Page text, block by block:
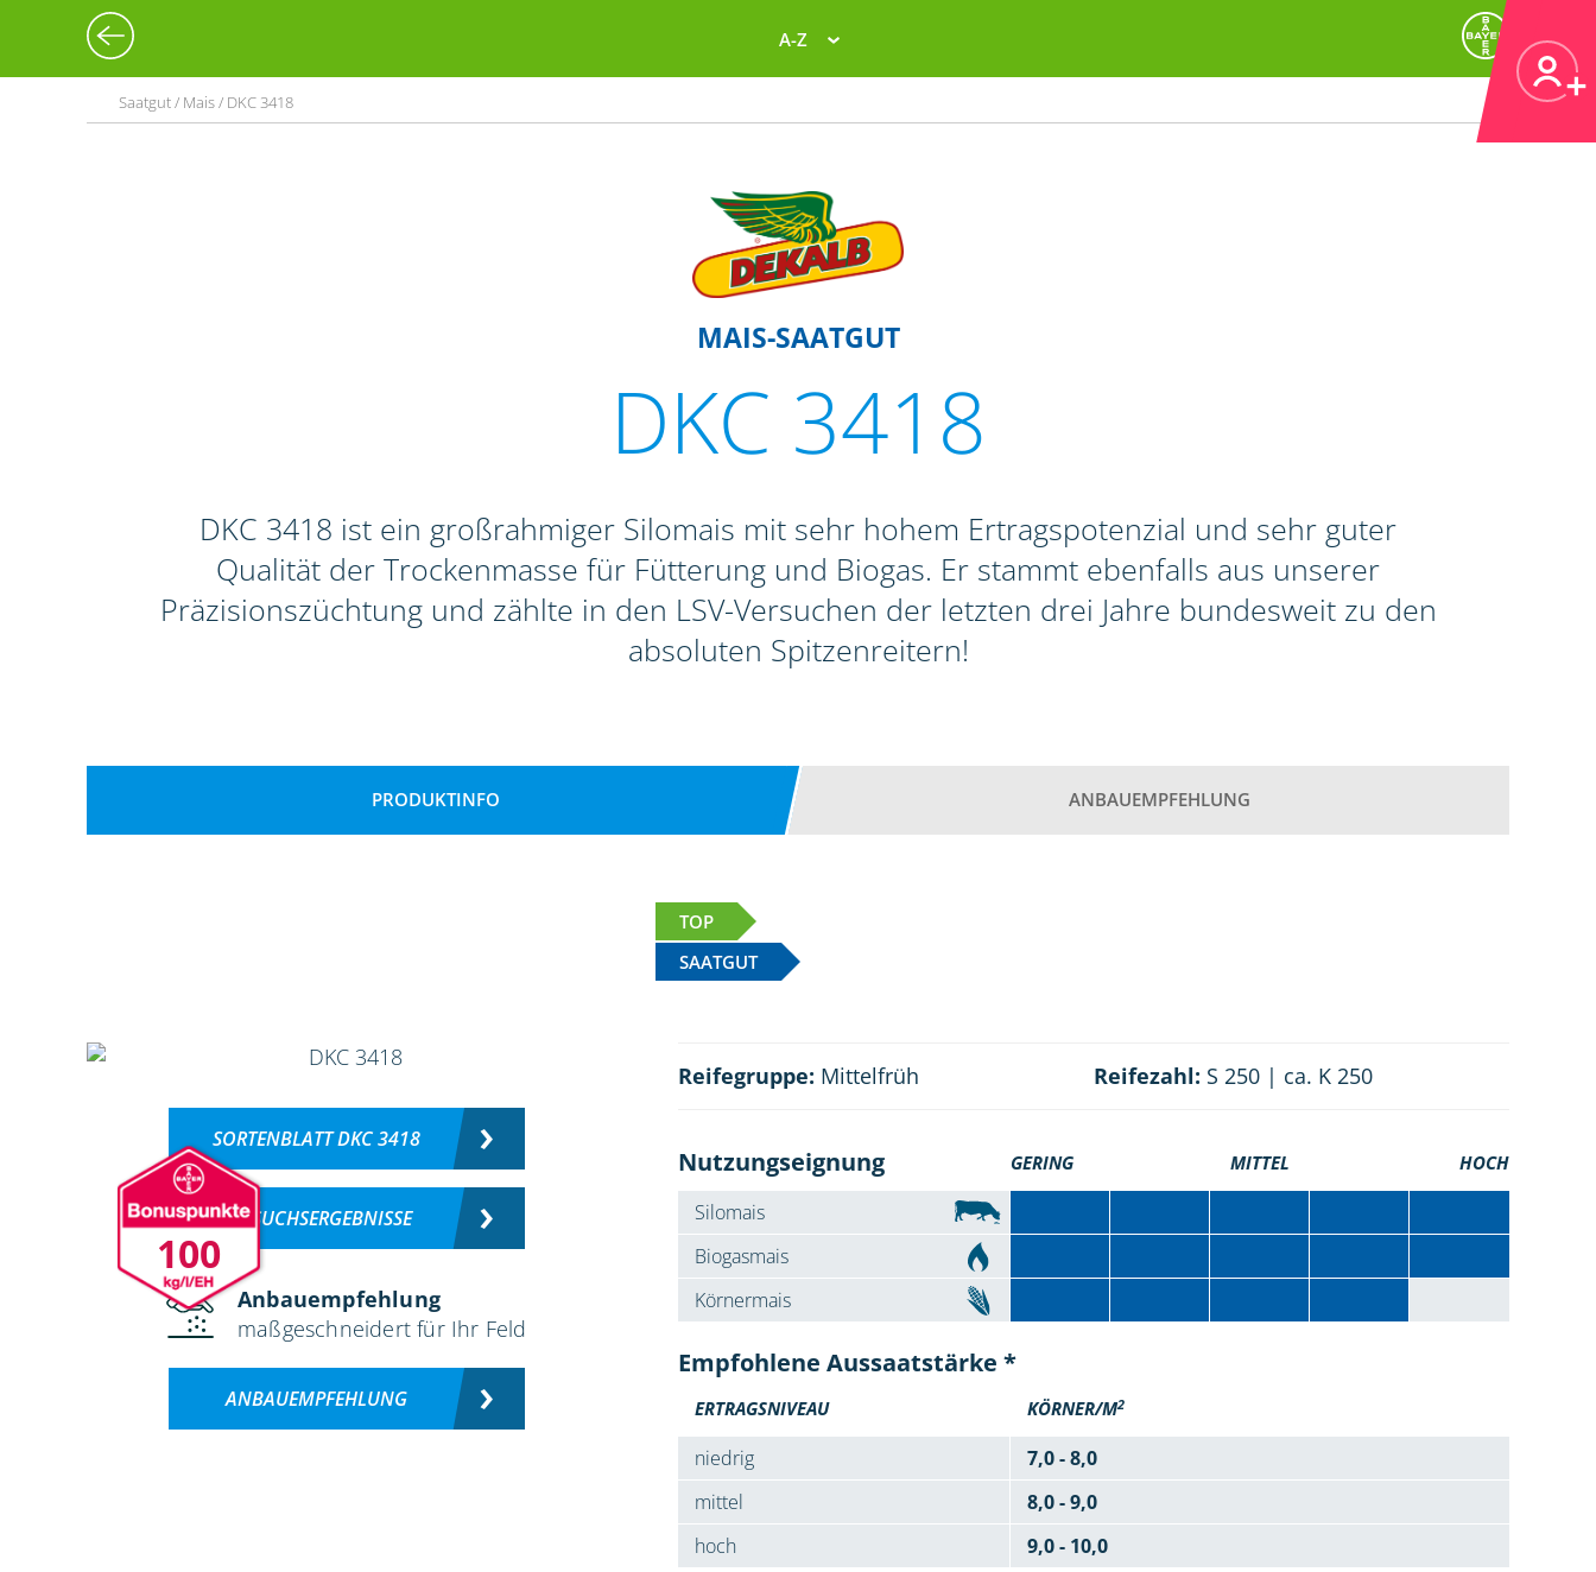
A-Z
Saatgut / Mais / DKC 3418
MAIS-SAATGUT
DKC 3418
DKC 3418 ist ein großrahmiger Silomais mit sehr hohem Ertragspotenzial und sehr guter
Qualität der Trockenmasse für Fütterung und Biogas. Er stammt ebenfalls aus unserer
Präzisionszüchtung und zählte in den LSV-Versuchen der letzten drei Jahre bundesweit zu den
absoluten Spitzenreitern!
PRODUKTINFO ANBAUEMPFEHLUNG
TOP
SAATGUT
100
SORTENBLATT DKC 3418
VERSUCHSERGEBNISSE
Anbauempfehlung
maßgeschneidert für Ihr Feld
ANBAUEMPFEHLUNG
Reifegruppe: Mittelfrüh Reifezahl: S 250 | ca. K 250
Nutzungseignung GERING MITTEL HOCH
Silomais
Biogasmais
Körnermais
Empfohlene Aussaatstärke *
ERTRAGSNIVEAU KÖRNER/M2
niedrig
7,0 - 8,0
mittel
8,0 - 9,0
hoch
9,0 - 10,0